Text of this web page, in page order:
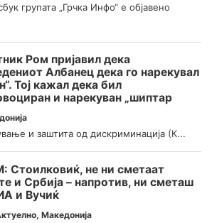
групата „Грчка Инфо“ е објавено
Ром пријавил дека
Албанец дека го нарекувал
Тој кажал дека бил
и нарекуван „шиптар
и заштита од дискриминација (К...
Стоилковиќ, не ни сметаат
и Србија – напротив, ни сметаш
и Вучиќ
, Македонија